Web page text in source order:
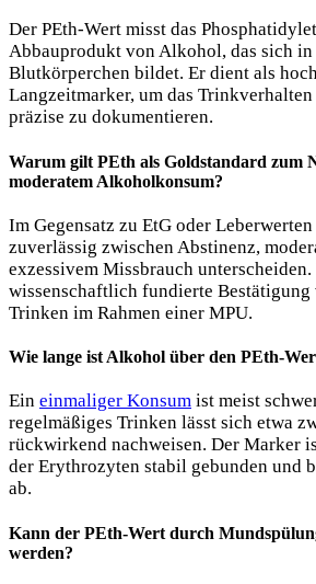
Der PEth-Wert misst das
Abbauprodukt von Alkohol, das sich in
Blutkörperchen bildet. Er dient als
Langzeitmarker, um das
präzise zu dokumentieren.
Warum gilt PEth als Goldstandard zum
moderatem Alkoholkonsum?
Im Gegensatz zu EtG oder
zuverlässig zwischen Abstinenz,
exzessivem Missbrauch
wissenschaftlich fundierte
Trinken im Rahmen einer MPU.
Wie lange ist Alkohol über den PEth-
Ein einmaliger Konsum ist meist
regelmäßiges Trinken lässt sich etwa
rückwirkend nachweisen. Der Marker
der Erythrozyten stabil gebunden und
ab.
Kann der PEth-Wert durch
werden?